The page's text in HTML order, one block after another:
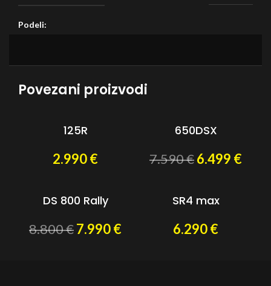
Podeli:
Povezani proizvodi
125R
2.990€
650DSX
7.590€6.499 €
DS 800 Rally
8.800€7.990€
SR4 max
6.290€